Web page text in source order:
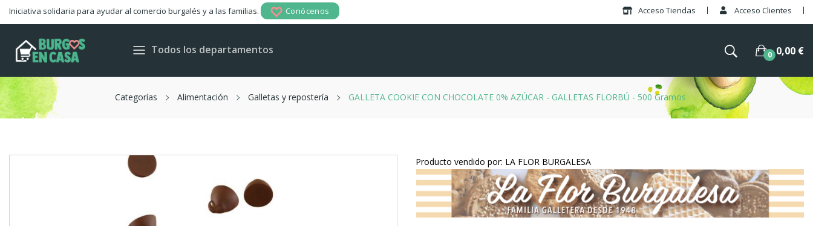
Acceso Clientes
Acceso Tiendas
Iniciativa solidaria para ayudar al comercio burgalés y a las familias. Conócenos
Todos los departamentos 0 0,00 €
Categorías Alimentación Galletas y repostería GALLETA COOKIE CON CHOCOLATE 0% AZÚCAR - GALLETAS FLORBÚ - 500 Gramos
Producto vendido por: LA FLOR BURGALESA